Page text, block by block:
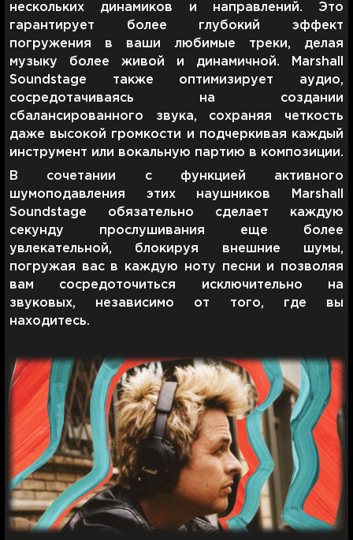
нескольких динамиков и направлений. Это
гарантирует более глубокий эффект
погружения в ваши любимые треки, делая
музыку более живой и динамичной. Marshall
Soundstage также оптимизирует аудио,
сосредотачиваясь на создании
сбалансированного звука, сохраняя четкость
даже высокой громкости и подчеркивая каждый
инструмент или вокальную партию в композиции.
В сочетании с функцией активного
шумоподавления этих наушников Marshall
Soundstage обязательно сделает каждую
секунду прослушивания еще более
увлекательной, блокируя внешние шумы,
погружая вас в каждую ноту песни и позволяя
вам сосредоточиться исключительно на
звуковых, независимо от того, где вы
находитесь.